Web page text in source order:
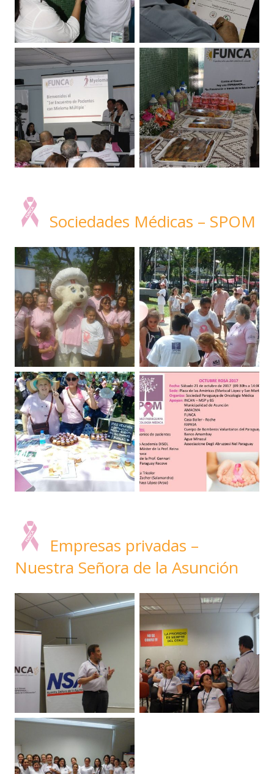
Sociedades Médicas – SPOM
Empresas privadas –
Nuestra Señora de la Asunción